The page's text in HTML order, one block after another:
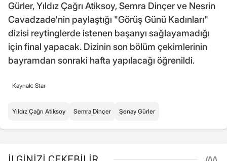
Gürler, Yıldız Çağrı Atiksoy, Semra Dinçer ve Nesrin
Cavadzade'nin paylaştığı "Görüş Günü Kadınları"
dizisi reytinglerde istenen başarıyı sağlayamadığı
için final yapacak. Dizinin son bölüm çekimlerinin
bayramdan sonraki hafta yapılacağı öğrenildi.
Kaynak: Star
Yıldız Çağrı Atiksoy Semra Dinçer Şenay Gürler